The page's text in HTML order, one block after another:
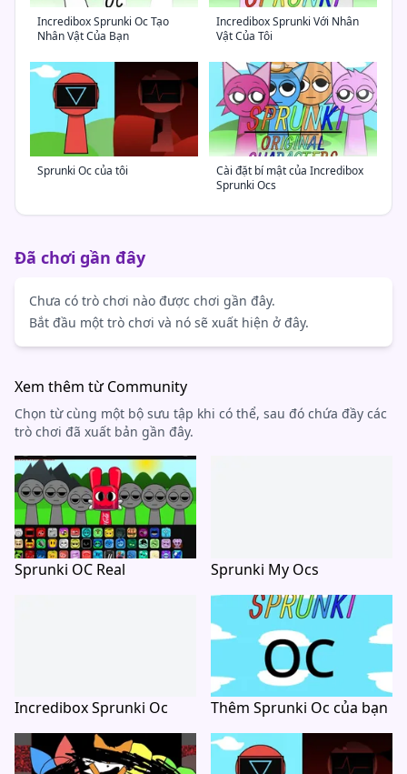
Incredibox Sprunki Oc Tạo
Nhân Vật Của Bạn
Incredibox Sprunki Với Nhân
Vật Của Tôi
Sprunki Oc của tôi
Cài đặt bí mật của Incredibox
Sprunki Ocs
Đã chơi gần đây
Chưa có trò chơi nào được chơi gần đây.
Bắt đầu một trò chơi và nó sẽ xuất hiện ở đây.
Xem thêm từ Community
Chọn từ cùng một bộ sưu tập khi có thể, sau đó chứa đầy các
trò chơi đã xuất bản gần đây.
Sprunki OC Real Sprunki My Ocs
Incredibox Sprunki Oc Thêm Sprunki Oc của bạn